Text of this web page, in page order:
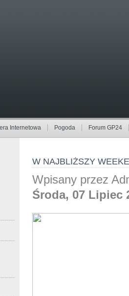
Internetowa Pogoda Forum GP24
W NAJBLIŻSZY
Wpisany przez
Środa, 07 Lipiec